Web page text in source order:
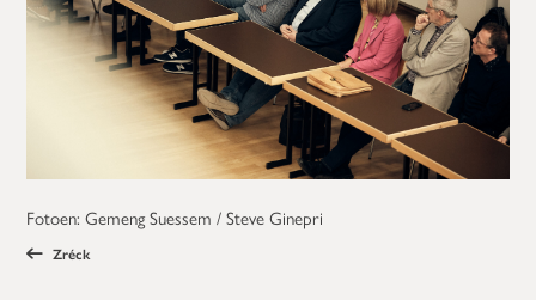
Fotoen: Gemeng Suessem / Steve Ginepri
Zréck